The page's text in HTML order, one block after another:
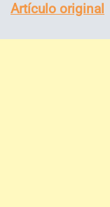
Artículo original